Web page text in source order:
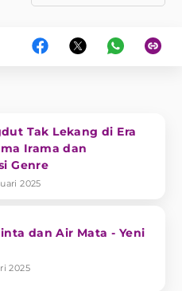
Tak Lekang di Era
Irama dan
Genre
2025
dan Air Mata - Yeni
2025